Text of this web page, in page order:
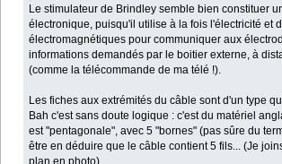
Le stimulateur de Brindley semble bien constituer
électronique, puisqu'il utilise à la fois l'électricité et
électromagnétiques pour communiquer aux
informations demandés par le boitier externe, à
(comme la télécommande de ma télé !).
Les fiches aux extrémités du câble sont d'un type
Bah c'est sans doute logique : c'est du matériel
est "pentagonale", avec 5 "bornes" (pas sûre du
être en déduire que le câble contient 5 fils... (Je
plan en photo).